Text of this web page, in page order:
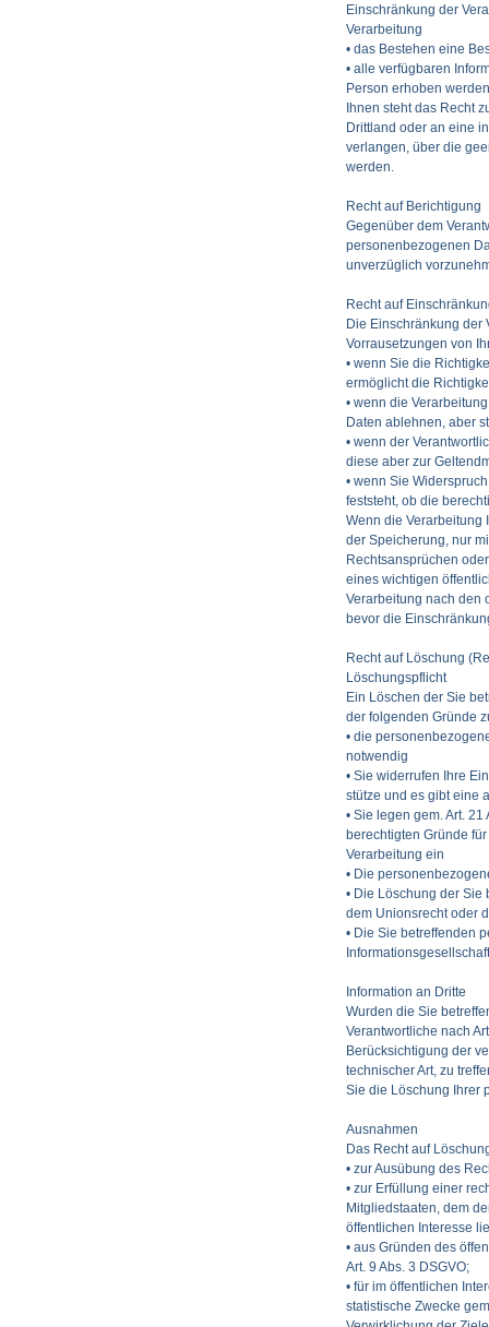
Einschränkung der
Verarbeitung
• das Bestehen eine
• alle verfügbaren
Person erhoben werden
Ihnen steht das Recht
Drittland oder an eine
verlangen, über die
werden.
Recht auf Berichtigung
Gegenüber dem
personenbezogenen
unverzüglich
Recht auf
Die Einschränkung der
Vorrausetzungen von
• wenn Sie die
ermöglicht die
• wenn die
Daten ablehnen, aber
• wenn der
diese aber zur
• wenn Sie
feststeht, ob die
Wenn die Verarbeitung
der Speicherung, nur
Rechtsansprüchen
eines wichtigen
Verarbeitung nach den
bevor die
Recht auf Löschung
Löschungspflicht
Ein Löschen der Sie
der folgenden Gründe
• die
notwendig
• Sie widerrufen Ihre
stütze und es gibt eine
• Sie legen gem. Art. 21
berechtigten Gründe
Verarbeitung ein
• Die
• Die Löschung der
dem Unionsrecht oder
• Die Sie betreffenden
Information an Dritte
Wurden die Sie
Verantwortliche nach
Berücksichtigung der
technischer Art, zu
Sie die Löschung Ihrer
Ausnahmen
Das Recht auf
• zur Ausübung des
• zur Erfüllung einer
Mitgliedstaaten, dem
öffentlichen Interesse
• aus Gründen des
Art. 9 Abs. 3 DSGVO;
• für im öffentlichen
statistische Zwecke